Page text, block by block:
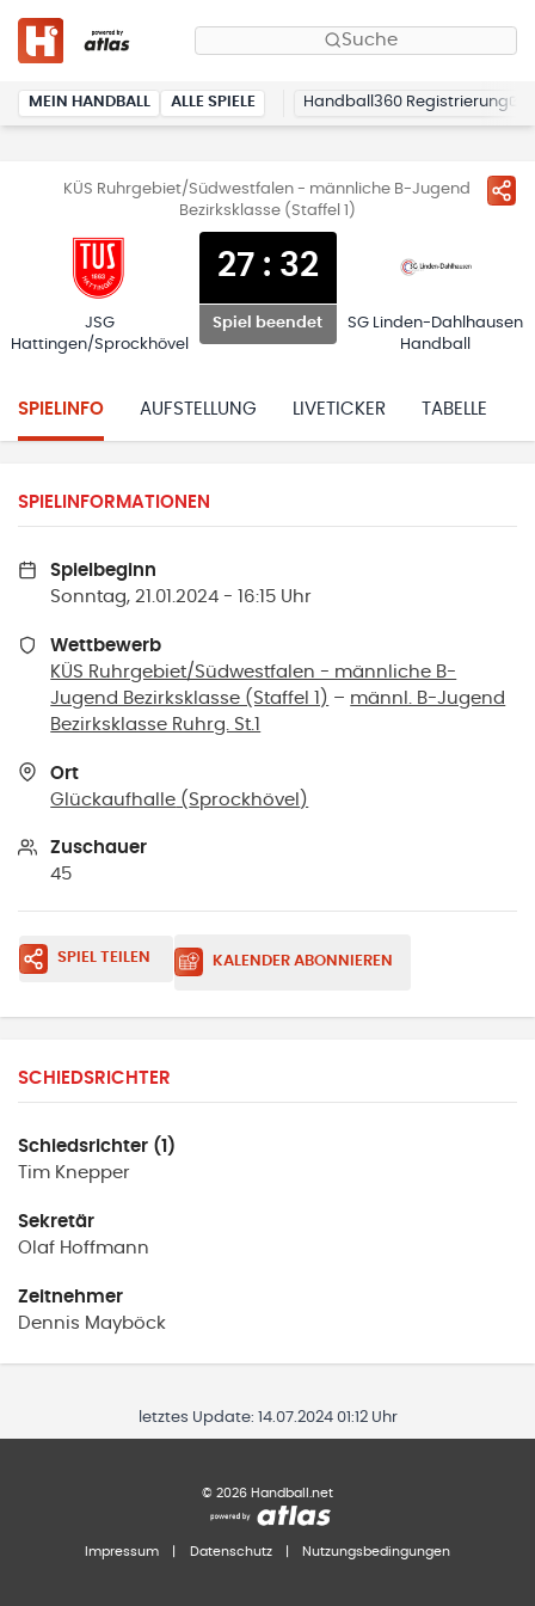
Suche
MEIN HANDBALL ALLE SPIELE Handball360 Registrierung
KÜS Ruhrgebiet/Südwestfalen - männliche B-Jugend
Bezirksklasse (Staffel 1)
JSG
Hattingen/Sprockhövel
27: 32
Spiel beendet
SG Linden-Dahlhausen
Handball
SPIELINFO AUFSTELLUNG LIVETICKER TABELLE
SPIELINFORMATIONEN
Spielbeginn
Sonntag, 21.01.2024 - 16:15 Uhr
Wettbewerb
KÜS Ruhrgebiet/Südwestfalen - männliche B-
Jugend Bezirksklasse (Staffel 1) – männl. B-Jugend
Bezirksklasse Ruhrg. St.1
Ort
Glückaufhalle ( Sprockhövel )
Zuschauer
45
SPIEL TEILEN KALENDER ABONNIEREN
SCHIEDSRICHTER
Schiedsrichter (1)
Tim Knepper
Sekretär
Olaf Hoffmann
Zeitnehmer
Dennis Mayböck
letztes Update: 14.07.2024 01:12 Uhr
© 2026 Handball.net
Impressum Datenschutz Nutzungsbedingungen